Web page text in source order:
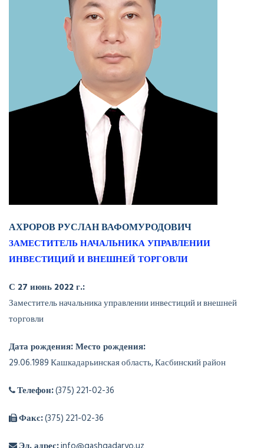
АХРОРОВ РУСЛАН ВАФОМУРОДОВИЧ
ЗАМЕСТИТЕЛЬ НАЧАЛЬНИКА УПРАВЛЕНИИ
ИНВЕСТИЦИЙ И ВНЕШНЕЙ ТОРГОВЛИ
С 27 июнь 2022 г.:
Заместитель начальника управлении инвестиций и внешней
торговли
Дата рождения: Место рождения:
29.06.1989 Кашкадарьинская область, Касбинский район
Телефон:(375) 221-02-36
Факс:(375) 221-02-36